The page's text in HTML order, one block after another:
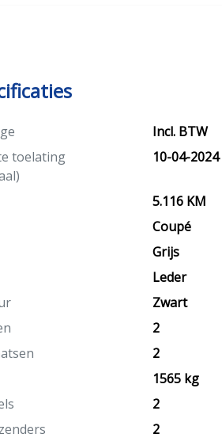
Incl. BTW
toelating
10-04-2024
5.116 KM
Coupé
Grijs
Leder
Zwart
2
2
1565 kg
2
2